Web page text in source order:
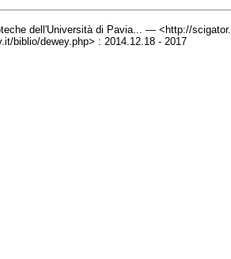
dell'Università di Pavia... — <http://
biblio/dewey.php> : 2014.12.18 - 2017